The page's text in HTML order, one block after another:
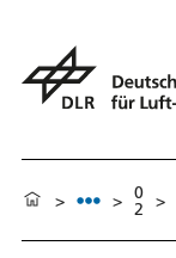
> > 0
2 >